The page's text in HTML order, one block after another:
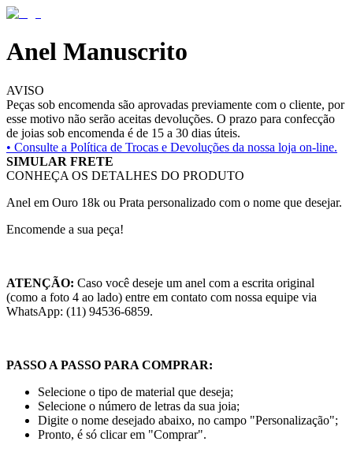
Anel Manuscrito
AVISO
Peças sob encomenda são aprovadas previamente com o cliente, por
esse motivo não serão aceitas devoluções. O prazo para confecção
de joias sob encomenda é de 15 a 30 dias úteis.
• Consulte a Política de Trocas e Devoluções da nossa loja on-line.
SIMULAR FRETE
CONHEÇA OS DETALHES DO PRODUTO
Anel em Ouro 18k ou Prata personalizado com o nome que desejar.
Encomende a sua peça!
ATENÇÃO: Caso você deseje um anel com a escrita original
(como a foto 4 ao lado) entre em contato com nossa equipe via
WhatsApp: (11) 94536-6859.
PASSO A PASSO PARA COMPRAR:
Selecione o tipo de material que deseja;
Selecione o número de letras da sua joia;
Digite o nome desejado abaixo, no campo "Personalização";
Pronto, é só clicar em "Comprar".